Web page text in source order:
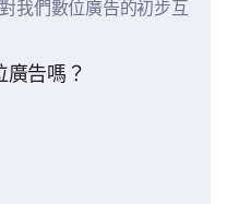
我們數位廣告的初步互
告嗎？